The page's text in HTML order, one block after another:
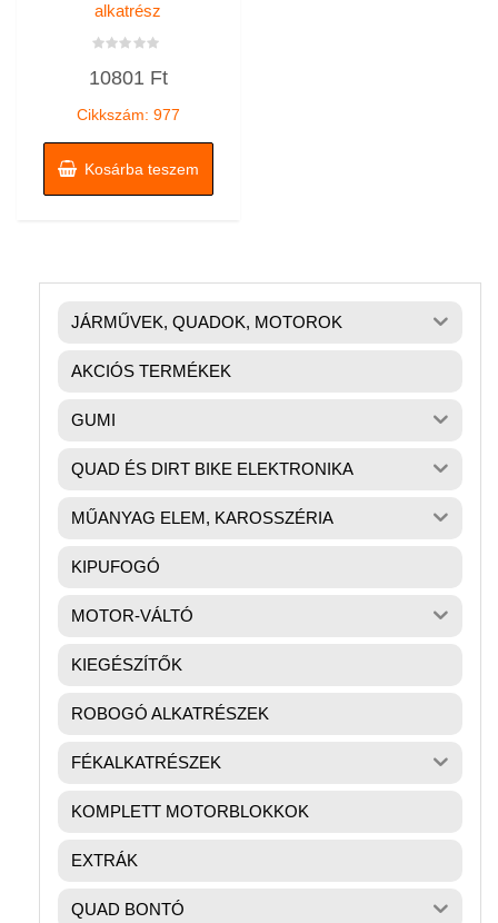
alkatrész
0
10801 Ft
Cikkszám: 977
Kosárba teszem
JÁRMŰVEK, QUADOK, MOTOROK
AKCIÓS TERMÉKEK
GUMI
QUAD ÉS DIRT BIKE ELEKTRONIKA
MŰANYAG ELEM, KAROSSZÉRIA
KIPUFOGÓ
MOTOR-VÁLTÓ
KIEGÉSZÍTŐK
ROBOGÓ ALKATRÉSZEK
FÉKALKATRÉSZEK
KOMPLETT MOTORBLOKKOK
EXTRÁK
QUAD BONTÓ